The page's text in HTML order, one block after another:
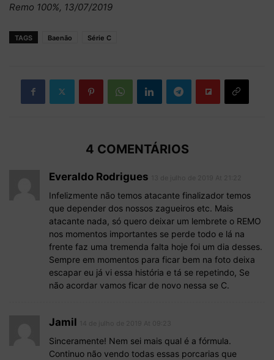
Remo 100%, 13/07/2019
TAGS Baenão Série C
4 COMENTÁRIOS
Everaldo Rodrigues
Infelizmente não temos atacante finalizador temos
que depender dos nossos zagueiros etc. Mais
atacante nada, só quero deixar um lembrete o REMO
nos momentos importantes se perde todo e lá na
frente faz uma tremenda falta hoje foi um dia desses.
Sempre em momentos para ficar bem na foto deixa
escapar eu já vi essa história e tá se repetindo, Se
não acordar vamos ficar de novo nessa se C.
Jamil
Sinceramente! Nem sei mais qual é a fórmula.
Continuo não vendo todas essas porcarias que